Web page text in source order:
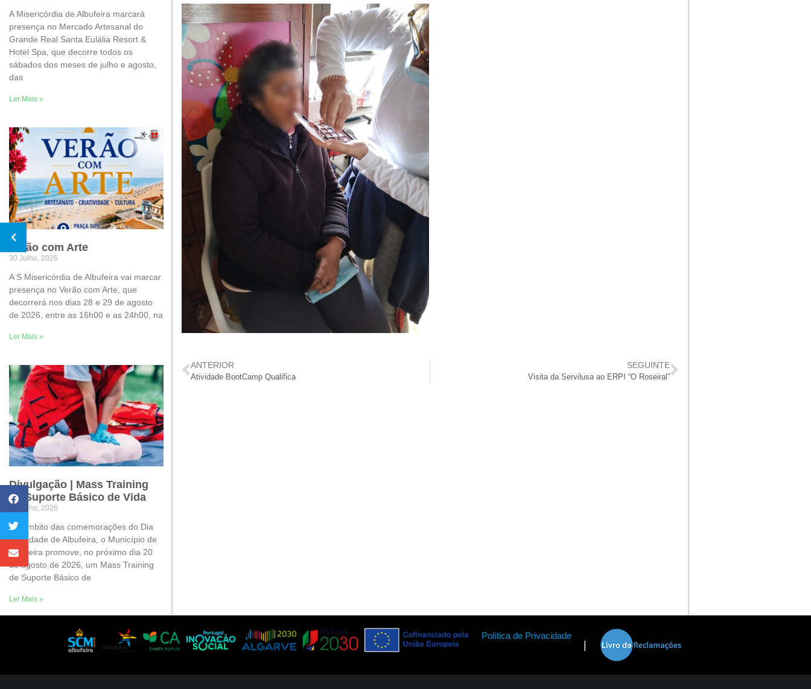
A Misericórdia de Albufeira marcará
presença no Mercado Artesanal do
Grande Real Santa Eulália Resort &
Hotel Spa, que decorre todos os
sábados dos meses de julho e agosto,
das
Ler Mais »
Verão com Arte
30 Julho, 2026
A S Misericórdia de Albufeira vai marcar
presença no Verão com Arte, que
decorrerá nos dias 28 e 29 de agosto
de 2026, entre as 16h00 e as 24h00, na
Ler Mais »
Divulgação | Mass Training
de Suporte Básico de Vida
22 Julho, 2026
No âmbito das comemorações do Dia
da Cidade de Albufeira, o Município de
Albufeira promove, no próximo dia 20
de agosto de 2026, um Mass Training
de Suporte Básico de
Ler Mais »
ANTERIOR
Atividade BootCamp Qualifica
SEGUINTE
Visita da Servilusa ao ERPI “O Roseiral”
Política de Privacidade
|